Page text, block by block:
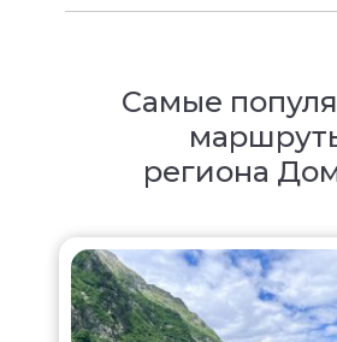
Самые
региона